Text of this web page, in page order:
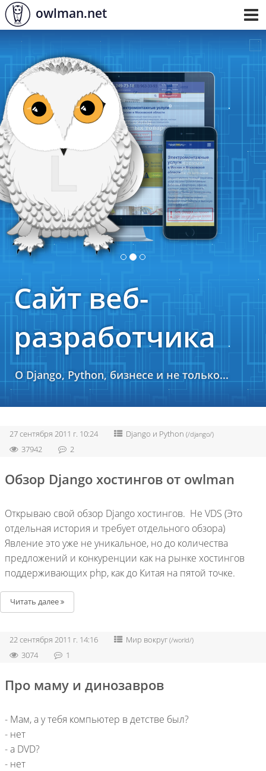
owlman.net
Сайт веб-
разработчика
О Django, Python, бизнесе и не только...
27 сентября 2011 г. 10:24 Django и Python(/django/)
37942 2
Обзор Django хостингов от owlman
Открываю свой обзор Django хостингов. Не VDS (Это
отдельная история и требует отдельного обзора)
Явление это уже не уникальное, но до количества
предложений и конкуренции как на рынке хостингов
поддерживающих php, как до Китая на пятой точке.
Читать далее
22 сентября 2011 г. 14:16 Мир вокруг(/world/)
3074 1
Про маму и динозавров
- Мам, а у тебя компьютер в детстве был?
- нет
- а DVD?
- нет